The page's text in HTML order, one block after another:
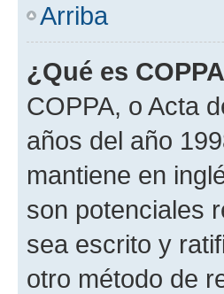
Arriba
¿Qué es
COPPA, o Acta
años del año
mantiene en
son potenciales
sea escrito y
otro método de